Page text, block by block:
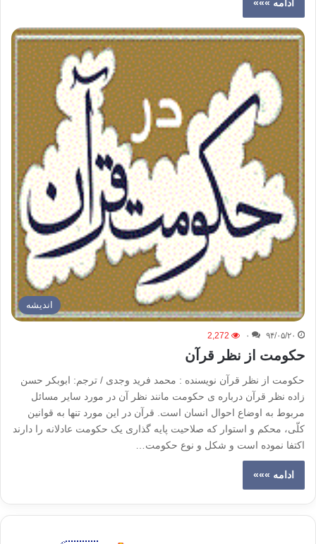
ادامه »»»
اندیشه
۹۴/۰۵/۲۰ ۰ 2,272
حکومت از نظر قرآن
حکومت از نظر قرآن نویسنده : محمد فرید وجدی / ترجم: ابوبکر حسن
زاده نظر قرآن درباره ی حکومت مانند نظر آن در مورد سایر مسائل
مربوط به اوضاع احوال انسان است. قرآن در این مورد تنها به قوانین
کلّی، محکم و استوار که صلاحیت پایه گذاری یک حکومت عادلانه را دارند
اکتفا نموده است و شکل و نوع حکومت…
ادامه »»»